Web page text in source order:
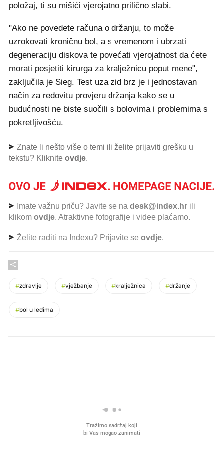
položaj, ti su mišići vjerojatno prilično slabi.
"Ako ne povedete računa o držanju, to može
uzrokovati kroničnu bol, a s vremenom i ubrzati
degeneraciju diskova te povećati vjerojatnost da ćete
morati posjetiti kirurga za kralježnicu poput mene",
zaključila je Sieg. Test uza zid brz je i jednostavan
način za redovitu provjeru držanja kako se u
budućnosti ne biste suočili s bolovima i problemima s
pokretljivošću.
Znate li nešto više o temi ili želite prijaviti grešku u
tekstu? Kliknite ovdje.
Imate važnu priču? Javite se na desk@index.hr ili
klikom ovdje. Atraktivne fotografije i videe plaćamo.
Želite raditi na Indexu? Prijavite se ovdje.
#zdravlje #vježbanje #kralježnica #držanje
#bol u leđima